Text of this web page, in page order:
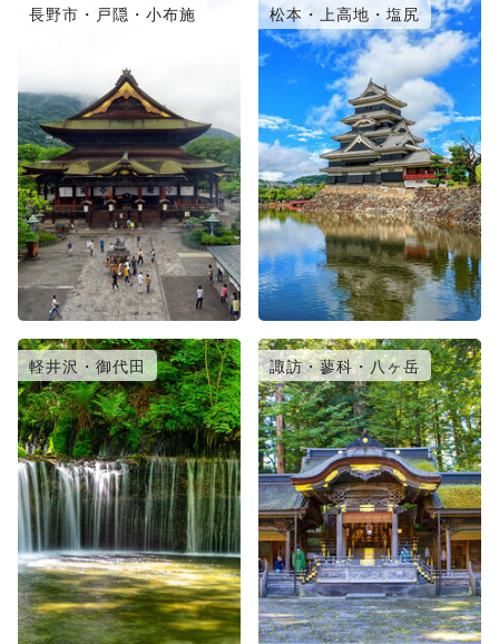
長野市・戸隠・小布施 松本・上高地・塩尻
軽井沢・御代田 諏訪・蓼科・八ヶ岳